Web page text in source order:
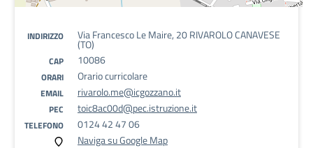
INDIRIZZO Via Francesco Le Maire, 20 RIVAROLO CANAVESE
(TO)
CAP 10086
ORARI Orario curricolare
EMAIL rivarolo.me@icgozzano.it
PEC toic8ac00d@pec.istruzione.it
TELEFONO
0124 42 47 06
Naviga su Google Map